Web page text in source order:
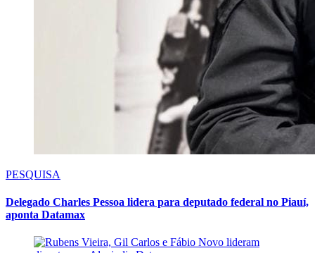
PESQUISA
Delegado Charles Pessoa lidera para deputado federal no Piauí,
aponta Datamax